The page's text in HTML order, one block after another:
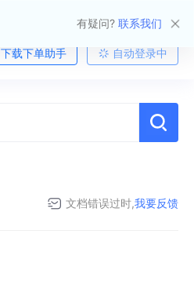
有疑问? 联系我们
下载下单助手 自动登录中
文档错误过时,我要反馈